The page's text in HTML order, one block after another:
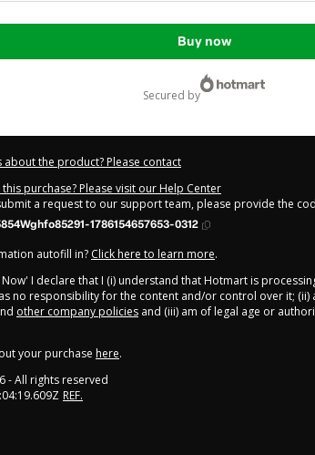
Buy now
secured by
about the product? Please contact
purchase? Please visit our Help Center
a request to our support team, please provide the
1786154657653-0312
autofill in? Click here to learn more.
Now' I declare that I (i) understand that Hotmart is
no responsibility for the content and/or control over it; (ii)
other company policies and (iii) am of legal age or
your purchase here.
- All rights reserved
REF.